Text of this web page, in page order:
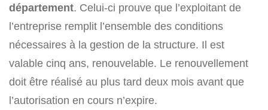
département. Celui-ci prouve que l’exploitant de
l’entreprise remplit l’ensemble des conditions
nécessaires à la gestion de la structure. Il est
valable cinq ans, renouvelable. Le renouvellement
doit être réalisé au plus tard deux mois avant que
l’autorisation en cours n’expire.